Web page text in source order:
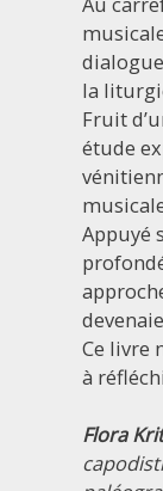
la
Fruit
étude
Appuyé
Ce livre
à
Flora